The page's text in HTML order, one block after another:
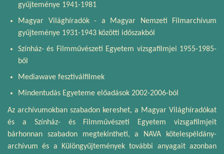
gyűjteménye 1941-1981
Magyar Világhíradók - a Magyar Nemzeti Filmarchívum
gyűjteménye 1931-1943 közötti időszakból
Színház- és Filmművészeti Egyetem vizsgafilmjei 1955-1985-
ből
Mediawave fesztiválfilmek
Mindentudás Egyeteme előadások 2002-2006-ból
Az archívumokban szabadon kereshet, a Magyar Világhíradókat
és a Színház- és Filmművészeti Egyetem vizsgafilmjeit
bárhonnan szabadon megtekintheti, a NAVA kötelespéldány-
archívum és a Különgyűjtemények további anyagait azonban